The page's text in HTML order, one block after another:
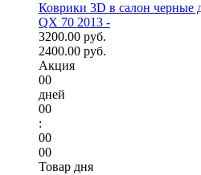
Коврики 3D в салон черные
QX 70 2013 -
3200.00 руб.
2400.00 руб.
Акция
00
дней
00
:
00
00
Товар дня